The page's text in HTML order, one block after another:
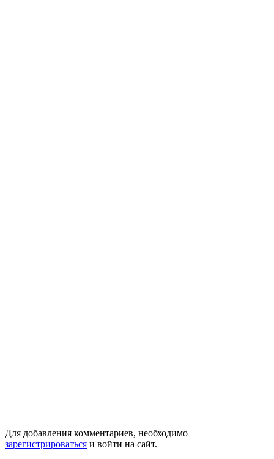
Для добавления комментариев, необходимо
зарегистрироваться и войти на сайт.